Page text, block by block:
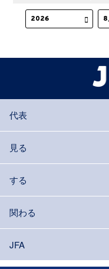
代表
見る
する
関わる
JFA